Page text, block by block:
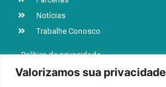
Valorizamos sua privacidade
Notícias
Trabalhe Conosco
Política de privacidade